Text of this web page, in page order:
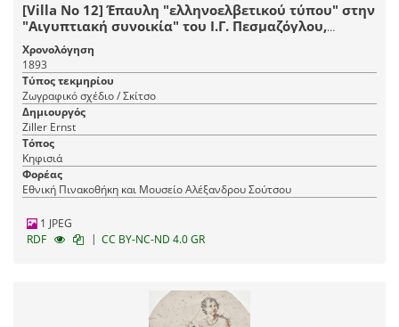
[Villa Nο 12] Έπαυλη "ελληνοελβετικού τύπου" στην
"Αιγυπτιακή συνοικία" του Ι.Γ. Πεσμαζόγλου,
Κηφισιά. Κύρια όψη, κατόψεις ισογείου, ορόφου
Χρονολόγηση
1893
Τύπος τεκμηρίου
Ζωγραφικό σχέδιο / Σκίτσο
Δημιουργός
Ziller Ernst
Τόπος
Κηφισιά
Φορέας
Εθνική Πινακοθήκη και Μουσείο Αλέξανδρου Σούτσου
1 JPEG
RDF
| CC BY-NC-ND 4.0 GR